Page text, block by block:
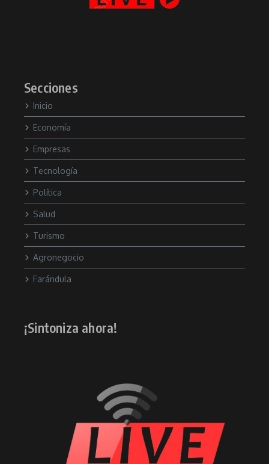
Secciones
Inicio
Economía
Empresas
Tecnología
Política
Salud
Turismo
Agronegocio
Farándula
¡Sintoniza ahora!